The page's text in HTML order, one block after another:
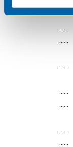
......
......
......
......
......
......
......